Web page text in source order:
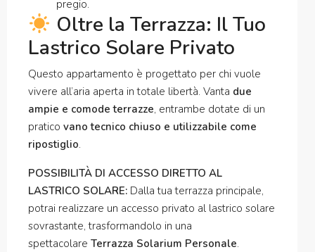
pregio.
Oltre la Terrazza: Il Tuo
Lastrico Solare Privato
Questo appartamento è progettato per chi vuole
vivere all’aria aperta in totale libertà. Vanta due
ampie e comode terrazze, entrambe dotate di un
pratico vano tecnico chiuso e utilizzabile come
ripostiglio.
POSSIBILITÀ DI ACCESSO DIRETTO AL
LASTRICO SOLARE: Dalla tua terrazza principale,
potrai realizzare un accesso privato al lastrico solare
sovrastante, trasformandolo in una
spettacolare Terrazza Solarium Personale.